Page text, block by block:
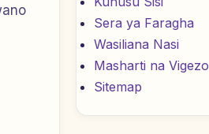
Sera ya Faragha
Wasiliana Nasi
Masharti na Vigezo
Sitemap